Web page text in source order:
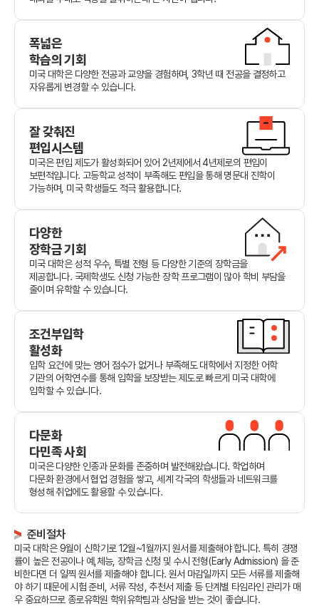
폭넓은
학습의 기회
미국 대학은 다양한 전공과 교양을 경험하며, 3학년 때 전공을 결정하고
자유롭게 변경할 수 있습니다.
잘 갖춰진
편입시스템
미국은 편입 제도가 활성화되어 있어 2년제에서 4년제로의 편입이
보편적입니다. 고등학교 성적이 부족해도 편입을 통해 명문대 진학이
가능하며, 미국 학생들도 적극 활용합니다.
다양한
장학금 기회
미국 대학은 성적 우수, 특별 전형 등 다양한 기준의 장학금을
제공합니다. 국제학생도 신청 가능한 장학 프로그램이 많아 학비 부담을
줄이며 유학할 수 있습니다.
조건부입학
활성화
입학 요건에 맞는 영어 점수가 없거나 부족해도 대학에서 지정한 어학
기관의 어학연수를 통해 입학을 보장받는 제도로 빠르게 미국 대학에
입학할 수 있습니다.
다문화
다민족 사회
미국은 다양한 인종과 문화를 존중하며 발전해왔습니다. 학업하며
다문화 환경에서 협업 경험을 쌓고, 세계 각국의 학생들과 네트워크를
형성해 취업에도 활용할 수 있습니다.
준비절차
미국 대학은 9월이 신학기로 12월~1월까지 원서를 제출해야 합니다. 특히 경쟁
률이 높은 전공이나 예,체능, 장학금 신청 및 수시 전형(Early Admission) 을 준
비한다면 더 일찍 원서를 제출해야 합니다. 원서 마감일까지 모든 서류를 제출해
야 하기 때문에 시험 준비, 서류 작성, 추천서 제출 등 단계별 타임라인 관리가 매
우 중요하므로 종로유학원 학위유학팀과 상담을 받는 것이 좋습니다.